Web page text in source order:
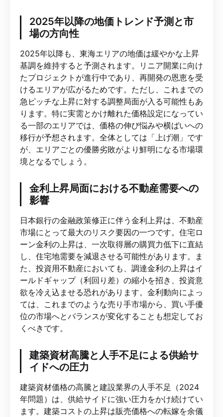
2025年以降の地価トレンド予測と市
場の方向性
2025年以降も、東海エリアの地価は緩やかな上昇
基調を維持すると予測されます。リニア開業に向け
たプロジェクトが進行中であり、再開発の恩恵を受
けるエリアが広がるためです。ただし、これまでの
急ピッチな上昇に対する調整局面が入る可能性もあ
ります。特に実需とかけ離れた価格設定になってい
る一部のエリアでは、価格の伸び悩みや横ばいへの
移行が予想されます。全体としては「上げ潮」です
が、エリアごとの優勝劣敗がより鮮明になる市場環
境となるでしょう。
金利上昇局面における不動産需要への
影響
日本銀行の金融政策修正に伴う金利上昇は、不動産
市場にとって最大のリスク要因の一つです。住宅ロ
ーン金利の上昇は、一次取得層の購買力低下に直結
し、住宅地需要を減退させる可能性があります。ま
た、投資用不動産においても、調達金利の上昇はイ
ールドギャップ（利回り差）の縮小を招き、投資意
欲を冷え込ませる恐れがあります。金利動向によっ
ては、これまでのような売り手市場から、買い手優
位の市場へとバランスが変化することも想定してお
くべきです。
建築資材高騰と人手不足による供給サ
イドへの圧力
建築資材価格の高騰と建設業界の人手不足（2024
年問題）は、供給サイドに強い圧力をかけ続けてい
ます。建築コストの上昇は販売価格への転嫁を余儀